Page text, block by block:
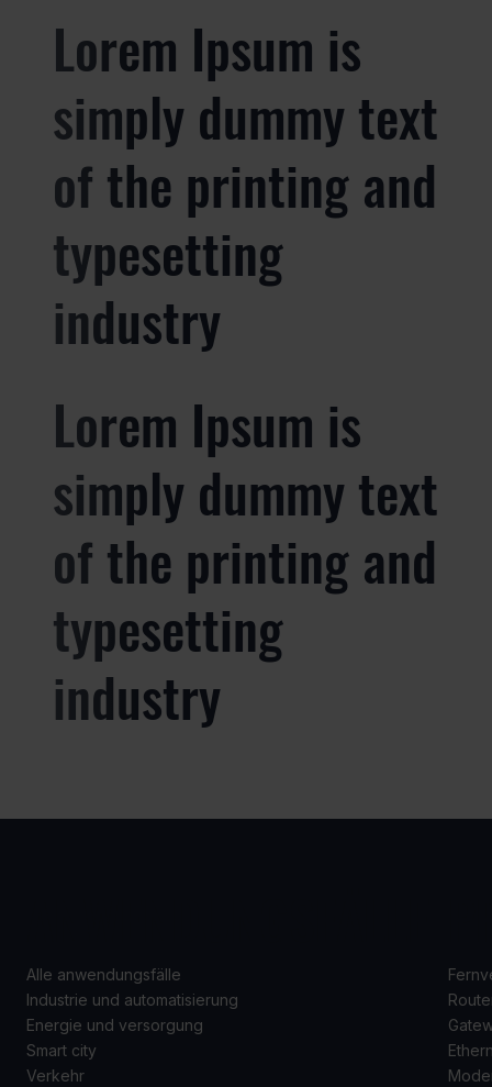
Lorem Ipsum is
simply dummy text
of the printing and
typesetting
industry
Lorem Ipsum is
simply dummy text
of the printing and
typesetting
industry
Alle anwendungsfälle
Industrie und automatisierung
Energie und versorgung
Smart city
Verkehr